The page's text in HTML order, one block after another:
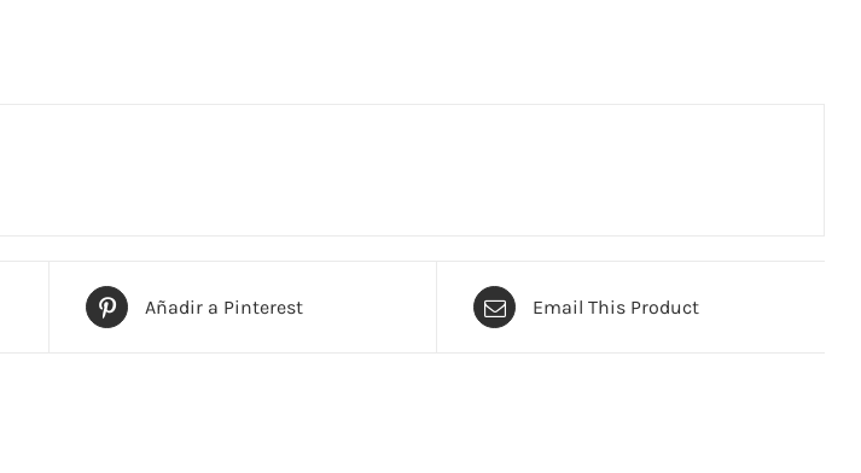
Añadir a Pinterest Email This Product